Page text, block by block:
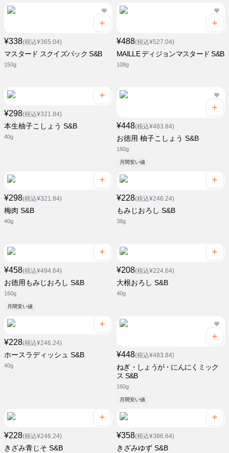
¥338(税込¥365.04)
マスタード スクイズパック S&B
150g
¥488(税込¥527.04)
MAILLE ディジョンマスタード S&B
108g
¥298(税込¥321.84)
本生柚子こしょう S&B
40g
¥448(税込¥483.84)
お徳用 柚子こしょう S&B
160g
月間安い値
¥298(税込¥321.84)
梅肉 S&B
40g
¥228(税込¥246.24)
もみじおろし S&B
38g
¥458(税込¥494.64)
お徳用もみじおろし S&B
160g
月間安い値
¥208(税込¥224.64)
大根おろし S&B
40g
¥228(税込¥246.24)
ホースラディッシュ S&B
40g
¥448(税込¥483.84)
ねぎ・しょうが・にんにくミック
ス S&B
160g
月間安い値
¥228(税込¥246.24)
きざみ青じそ S&B
¥358(税込¥386.64)
きざみゆず S&B